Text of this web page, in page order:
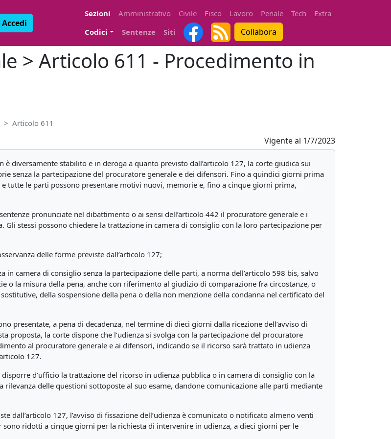
Accedi
Sezioni Amministrativo Civile Fisco Lavoro Penale Tech
Extra
Codici
Sentenze Siti Collabora
> Articolo 611 - Procedimento in
Articolo 611
Vigente al 1/7/2023
diversamente stabilito e in deroga a quanto previsto dall’articolo 127, la corte giudica sui
senza la partecipazione del procuratore generale e dei difensori. Fino a quindici giorni prima
tutte le parti possono presentare motivi nuovi, memorie e, fino a cinque giorni prima,
pronunciate nel dibattimento o ai sensi dell’articolo 442 il procuratore generale e i
stessi possono chiedere la trattazione in camera di consiglio con la loro partecipazione per
delle forme previste dall’articolo 127;
in camera di consiglio senza la partecipazione delle parti, a norma dell’articolo 598 bis, salvo
o la misura della pena, anche con riferimento al giudizio di comparazione fra circostanze, o
della sospensione della pena o della non menzione della condanna nel certificato del
presentate, a pena di decadenza, nel termine di dieci giorni dalla ricezione dell’avviso di
proposta, la corte dispone che l’udienza si svolga con la partecipazione del procuratore
al procuratore generale e ai difensori, indicando se il ricorso sarà trattato in udienza
127.
d’ufficio la trattazione del ricorso in udienza pubblica o in camera di consiglio con la
delle questioni sottoposte al suo esame, dandone comunicazione alle parti mediante
dall’articolo 127, l’avviso di fissazione dell’udienza è comunicato o notificato almeno venti
sono ridotti a cinque giorni per la richiesta di intervenire in udienza, a dieci giorni per le